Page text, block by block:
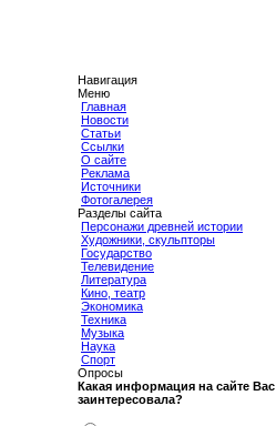
Навигация
Меню
Главная
Новости
Статьи
Ссылки
О сайте
Реклама
Источники
Фотогалерея
Разделы сайта
Персонажи древней истории
Художники, скульпторы
Государство
Телевидение
Литература
Кино, театр
Экономика
Техника
Музыка
Наука
Спорт
Опросы
Какая информация на сайте Вас
заинтересовала?